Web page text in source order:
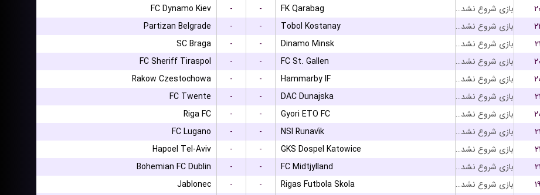
FC Dynamo Kiev
- - FK Qarabag بازی شروع نشده است
Partizan Belgrade
- - Tobol Kostanay بازی شروع نشده است
SC Braga
- - Dinamo Minsk بازی شروع نشده است
FC Sheriff Tiraspol
- - FC St. Gallen بازی شروع نشده است
Rakow Czestochowa
- - Hammarby IF بازی شروع نشده است
FC Twente
- - DAC Dunajska بازی شروع نشده است
Riga FC
- - Gyori ETO FC بازی شروع نشده است
FC Lugano
- - NSI Runavík بازی شروع نشده است
Hapoel Tel-Aviv
- - GKS Dospel Katowice بازی شروع نشده است
Bohemian FC Dublin
- - FC Midtjylland بازی شروع نشده است
Jablonec
- - Rigas Futbola Skola بازی شروع نشده است